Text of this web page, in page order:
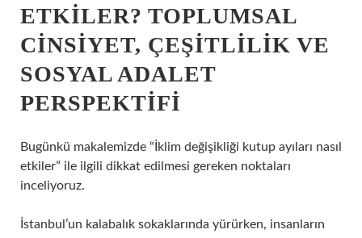
ETKILER? TOPLUMSAL
CINSIYET, ÇEŞITLILIK VE
SOSYAL ADALET
PERSPEKTIFI
Bugünkü makalemizde “İklim değişikliği kutup ayıları nasıl
etkiler” ile ilgili dikkat edilmesi gereken noktaları
inceliyoruz.
İstanbul’un kalabalık sokaklarında yürürken, insanların